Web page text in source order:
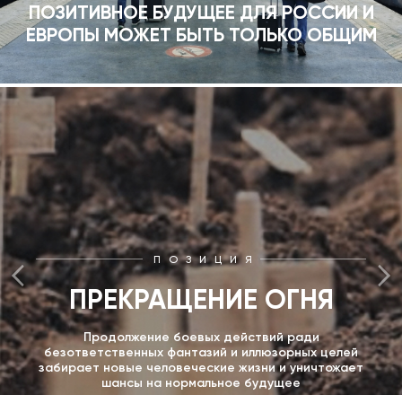
ПОЗИТИВНОЕ БУДУЩЕЕ ДЛЯ РОССИИ И
ЕВРОПЫ МОЖЕТ БЫТЬ ТОЛЬКО ОБЩИМ
ПОЗИЦИЯ
ПРЕКРАЩЕНИЕ ОГНЯ
Продолжение боевых действий ради
безответственных фантазий и иллюзорных целей
забирает новые человеческие жизни и уничтожает
шансы на нормальное будущее